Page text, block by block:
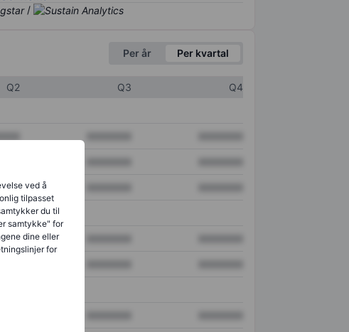
ved å
tilpasset
du til
samtykke" for
dine eller
for
/
Per år Per kvartal
Q2 Q3
Q4